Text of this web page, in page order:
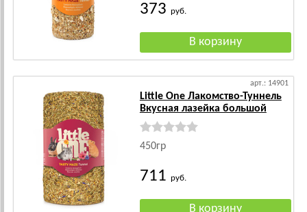
373 руб.
арт.: 14901
Little One Лакомство-Туннель
Вкусная лазейка большой
450гр
711 руб.